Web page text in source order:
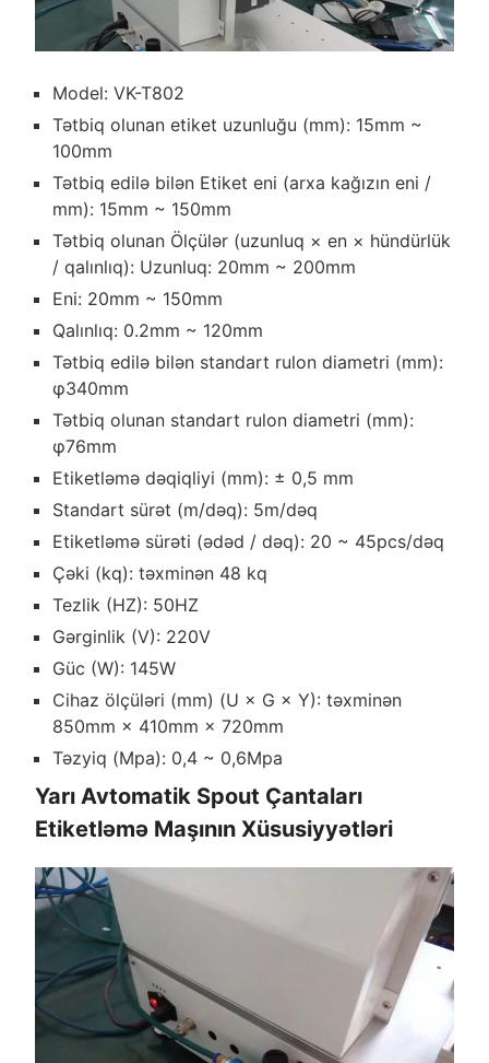
Model: VK-T802
Tətbiq olunan etiket uzunluğu (mm): 15mm ~
100mm
Tətbiq edilə bilən Etiket eni (arxa kağızın eni /
mm): 15mm ~ 150mm
Tətbiq olunan Ölçülər (uzunluq × en × hündürlük
/ qalınlıq): Uzunluq: 20mm ~ 200mm
Eni: 20mm ~ 150mm
Qalınlıq: 0.2mm ~ 120mm
Tətbiq edilə bilən standart rulon diametri (mm):
φ340mm
Tətbiq olunan standart rulon diametri (mm):
φ76mm
Etiketləmə dəqiqliyi (mm): ± 0,5 mm
Standart sürət (m/dəq): 5m/dəq
Etiketləmə sürəti (ədəd / dəq): 20 ~ 45pcs/dəq
Çəki (kq): təxminən 48 kq
Tezlik (HZ): 50HZ
Gərginlik (V): 220V
Güc (W): 145W
Cihaz ölçüləri (mm) (U × G × Y): təxminən
850mm × 410mm × 720mm
Təzyiq (Mpa): 0,4 ~ 0,6Mpa
Yarı Avtomatik Spout Çantaları
Etiketləmə Maşının Xüsusiyyətləri